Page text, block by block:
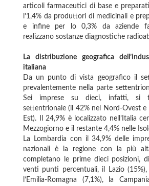
articoli farmaceutici di base e
l’1,4% da produttori di medicinali e
e infine per lo 0,3% da aziende
realizzano sostanze diagnostiche
La distribuzione geografica
italiana
Da un punto di vista geografico il
prevalentemente nella parte
Sei imprese su dieci, infatti, si
settentrionale (il 42% nel Nord-Ovest
Est). Il 24,9% è localizzato nell’Italia
Mezzogiorno e il restante 4,4% nelle
La Lombardia con il 34,9% delle
nazionali è la regione con la più
completano le prime dieci posizioni,
venti punti percentuali, il Lazio (15%),
l’Emilia-Romagna (7,1%), la